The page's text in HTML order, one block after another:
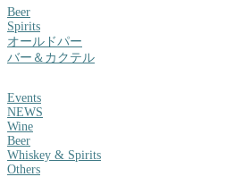
Beer
Spirits
オールドパー
バー＆カクテル
Events
NEWS
Wine
Beer
Whiskey & Spirits
Others